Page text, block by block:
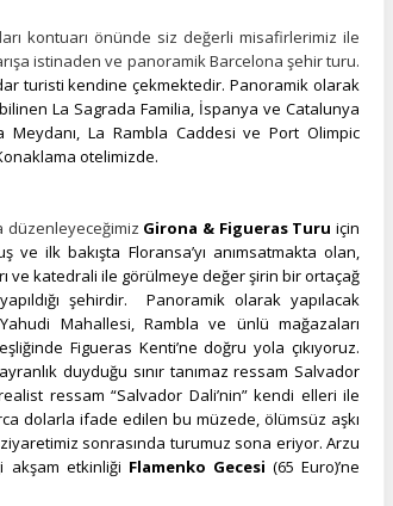
kontuarı önünde siz değerli misafirlerimiz ile
istinaden ve panoramik Barcelona şehir turu.
turisti kendine çekmektedir. Panoramik olarak
La Sagrada Familia, İspanya ve Catalunya
La Rambla Caddesi ve Port Olimpic
otelimizde.
düzenleyeceğimiz Girona & Figueras Turu için
ve ilk bakışta Floransa’yı anımsatmakta olan,
ve katedrali ile görülmeye değer şirin bir ortaçağ
şehirdir. Panoramik olarak yapılacak
Mahallesi, Rambla ve ünlü mağazaları
Figueras Kenti’ne doğru yola çıkıyoruz.
duyduğu sınır tanımaz ressam Salvador
ressam “Salvador Dali’nin” kendi elleri ile
dolarla ifade edilen bu müzede, ölümsüz aşkı
sonrasında turumuz sona eriyor. Arzu
akşam etkinliği Flamenko Gecesi (65 Euro)’ne